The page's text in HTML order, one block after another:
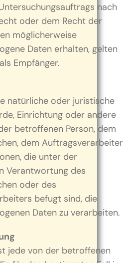
nach
oder dem Recht der
möglicherweise
Daten erhalten, gelten
Empfänger.
natürliche oder juristische
Einrichtung oder andere
betroffenen Person, dem
dem Auftragsverarbeiter
die unter der
Verantwortung des
oder des
befugt sind, die
Daten zu verarbeiten.
jede von der betroffenen